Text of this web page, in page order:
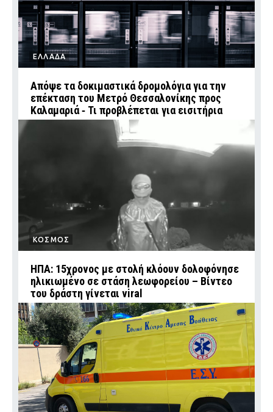
ΕΛΛΑΔΑ
Απόψε τα δοκιμαστικά δρομολόγια για την
επέκταση του Μετρό Θεσσαλονίκης προς
Καλαμαριά ‑ Τι προβλέπεται για εισιτήρια
ΚΟΣΜΟΣ
ΗΠΑ: 15χρονος με στολή κλόουν δολοφόνησε
ηλικιωμένο σε στάση λεωφορείου – Βίντεο
του δράστη γίνεται viral